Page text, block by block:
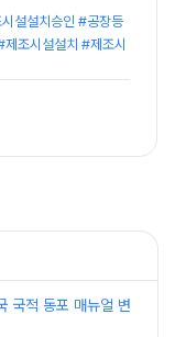
설설치승인 #공장등
조시설설치 #제조시
국적 동포 매뉴얼 변